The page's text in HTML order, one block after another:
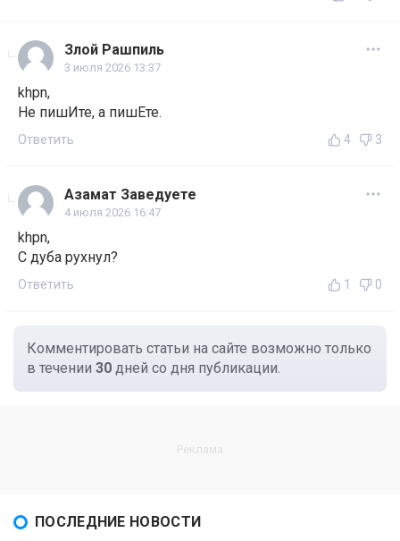
Злой Рашпиль
3 июля 2026 13:37
khpn,
Не пишИте, а пишЕте.
Ответить 4 3
Азамат Заведуете
4 июля 2026 16:47
khpn,
С дуба рухнул?
Ответить 1 0
Комментировать статьи на сайте возможно только
в течении 30 дней со дня публикации.
ПОСЛЕДНИЕ НОВОСТИ